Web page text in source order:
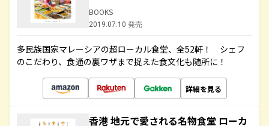
BOOKS
2019.07.10 発売
多民族国家マレーシアの超ローカル食堂、全52軒！ シェフ
のこだわり、食通の裏ワザまで捉えた食文化も随所に！
詳細を見る
香港 地元で愛される名物食堂 ローカ